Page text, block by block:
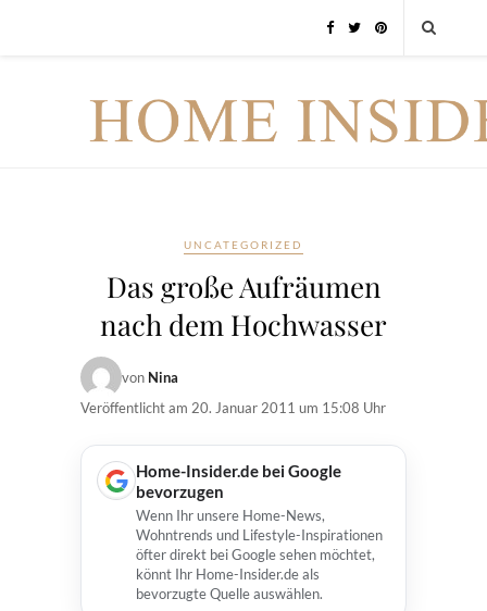
UNCATEGORIZED
Das große Aufräumen
nach dem Hochwasser
von Nina
Veröffentlicht am 20. Januar 2011 um 15:08 Uhr
Home-Insider.de bei Google
bevorzugen
Wenn Ihr unsere Home-News,
Wohntrends und Lifestyle-Inspirationen
öfter direkt bei Google sehen möchtet,
könnt Ihr Home-Insider.de als
bevorzugte Quelle auswählen.